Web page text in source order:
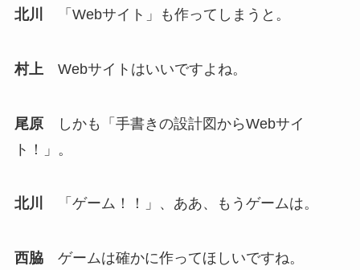
北川 「Webサイト」も作ってしまうと。
村上 Webサイトはいいですよね。
尾原しかも「手書きの設計図からWebサイ
ト！」。
北川 「ゲーム！！」、ああ、もうゲームは。
西脇ゲームは確かに作ってほしいですね。